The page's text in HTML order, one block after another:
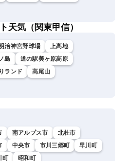
天気（関東甲信）
治神宮野球場
上高地
島
道の駅美ヶ原高原
ランド
高尾山
南アルプス市
北杜市
中央市 市川三郷町
早川町
町 昭和町